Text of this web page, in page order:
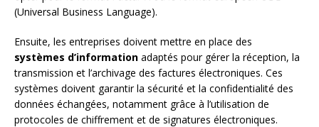
(Universal Business Language).
Ensuite, les entreprises doivent mettre en place des
systèmes d’information adaptés pour gérer la réception, la
transmission et l’archivage des factures électroniques. Ces
systèmes doivent garantir la sécurité et la confidentialité des
données échangées, notamment grâce à l’utilisation de
protocoles de chiffrement et de signatures électroniques.